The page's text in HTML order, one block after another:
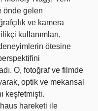
önde gelen
ve kamera
kullanımları,
ötesine
O, fotoğraf ve filmde
optik ve mekansal
keşfetmişti.
hareketi ile